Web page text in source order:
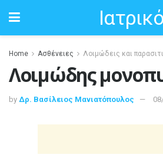
Ιατρικό
Home Ασθένειες Λοιμώδεις και
Λοιμώδης
by Δρ. Βασίλειος Μανιατόπουλος